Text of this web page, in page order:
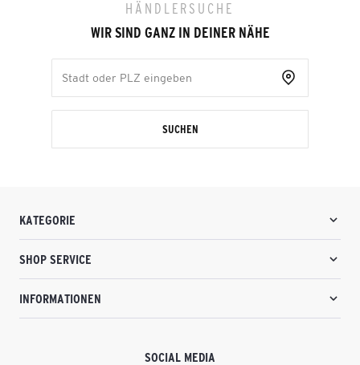
HÄNDLERSUCHE
WIR SIND GANZ IN DEINER NÄHE
SUCHEN
KATEGORIE
SHOP SERVICE
INFORMATIONEN
SOCIAL MEDIA